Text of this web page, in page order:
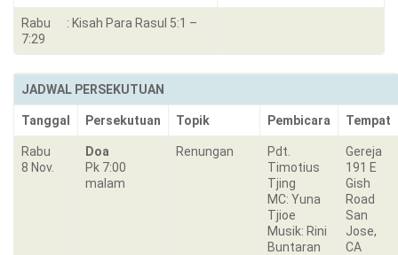
Rabu : Kisah Para Rasul 5:1 –
7:29
JADWAL PERSEKUTUAN
Tanggal Persekutuan Topik Pembicara Tempat
Rabu
8 Nov.
Doa
Pk 7:00
malam
Renungan
Pdt.
Timotius
Tjing
MC: Yuna
Tjioe
Musik: Rini
Buntaran
Gereja
191 E
Gish
Road
San
Jose,
CA